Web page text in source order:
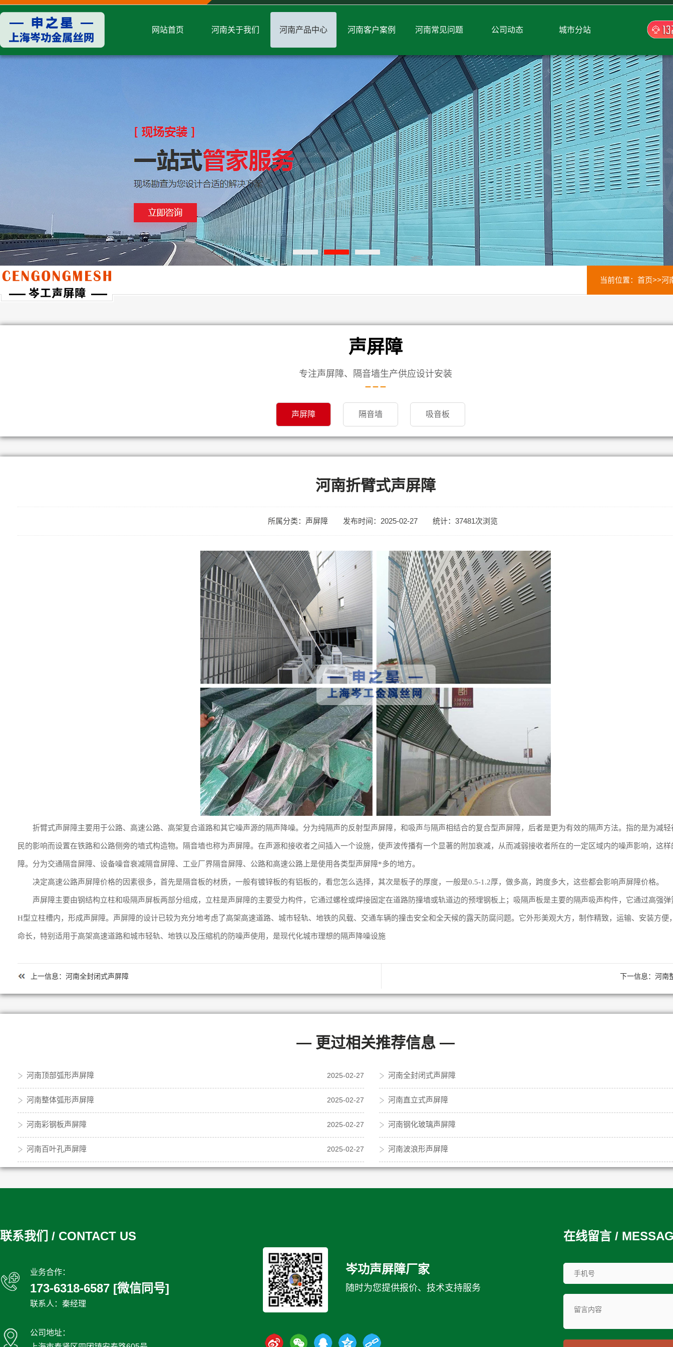
网站首页 河南关于我们 河南产品中心 河南客户案例 河南常见问题 公司动态 城市分站
当前位置： 首页>>河
声屏障
专注声屏障、隔音墙生产供应设计安装
声屏障 隔音墙 吸音板
河南折臂式声屏障
所属分类：声屏障 发布时间：2025-02-27 统计：37481次浏览
折臂式声屏障主要用于公路、高速公路、高架复合道路和其它噪声源的隔声降噪。分为纯隔声的反射型声屏障，和吸声与隔声相结合的复合型声屏障，后者是更为有效的隔声方法。指的是为减
民的影响而设置在铁路和公路侧旁的墙式构造物。隔音墙也称为声屏障。在声源和接收者之间插入一个设施，使声波传播有一个显著的附加衰减，从而减弱接收者所在的一定区域内的噪声影响，这
障。分为交通隔音屏障、设备噪音衰减隔音屏障、工业厂界隔音屏障、公路和高速公路上是使用各类型声屏障*多的地方。
决定高速公路声屏障价格的因素很多，首先是隔音板的材质，一般有镀锌板的有铝板的，看您怎么选择，其次是板子的厚度，一般是0.5-1.2厚，做多高，跨度多大，这些都会影响声屏障价格。
声屏障主要由钢结构立柱和吸隔声屏板两部分组成，立柱是声屏障的主要受力构件，它通过螺栓或焊接固定在道路防撞墙或轨道边的预埋钢板上；吸隔声板是主要的隔声吸声构件，它通过高强
H型立柱槽内，形成声屏障。声屏障的设计已较为充分地考虑了高架高速道路、城市轻轨、地铁的风载、交通车辆的撞击安全和全天候的露天防腐问题。它外形美观大方，制作精致，运输、安装方便
命长，特别适用于高架高速道路和城市轻轨、地铁以及压缩机的防噪声使用，是现代化城市理想的隔声降噪设施
上一信息： 河南全封闭式声屏障 下一信息：河南
— 更过相关推荐信息 —
河南顶部弧形声屏障 2025-02-27 河南全封闭式声屏障
河南整体弧形声屏障 2025-02-27 河南直立式声屏障
河南彩钢板声屏障 2025-02-27 河南钢化玻璃声屏障
河南百叶孔声屏障 2025-02-27 河南波浪形声屏障
联系我们 / CONTACT US
业务合作：
173-6318-6587 [微信同号]
联系人：秦经理
公司地址：
岑功声屏障厂家
随时为您提供报价、技术支持服务
在线留言 /